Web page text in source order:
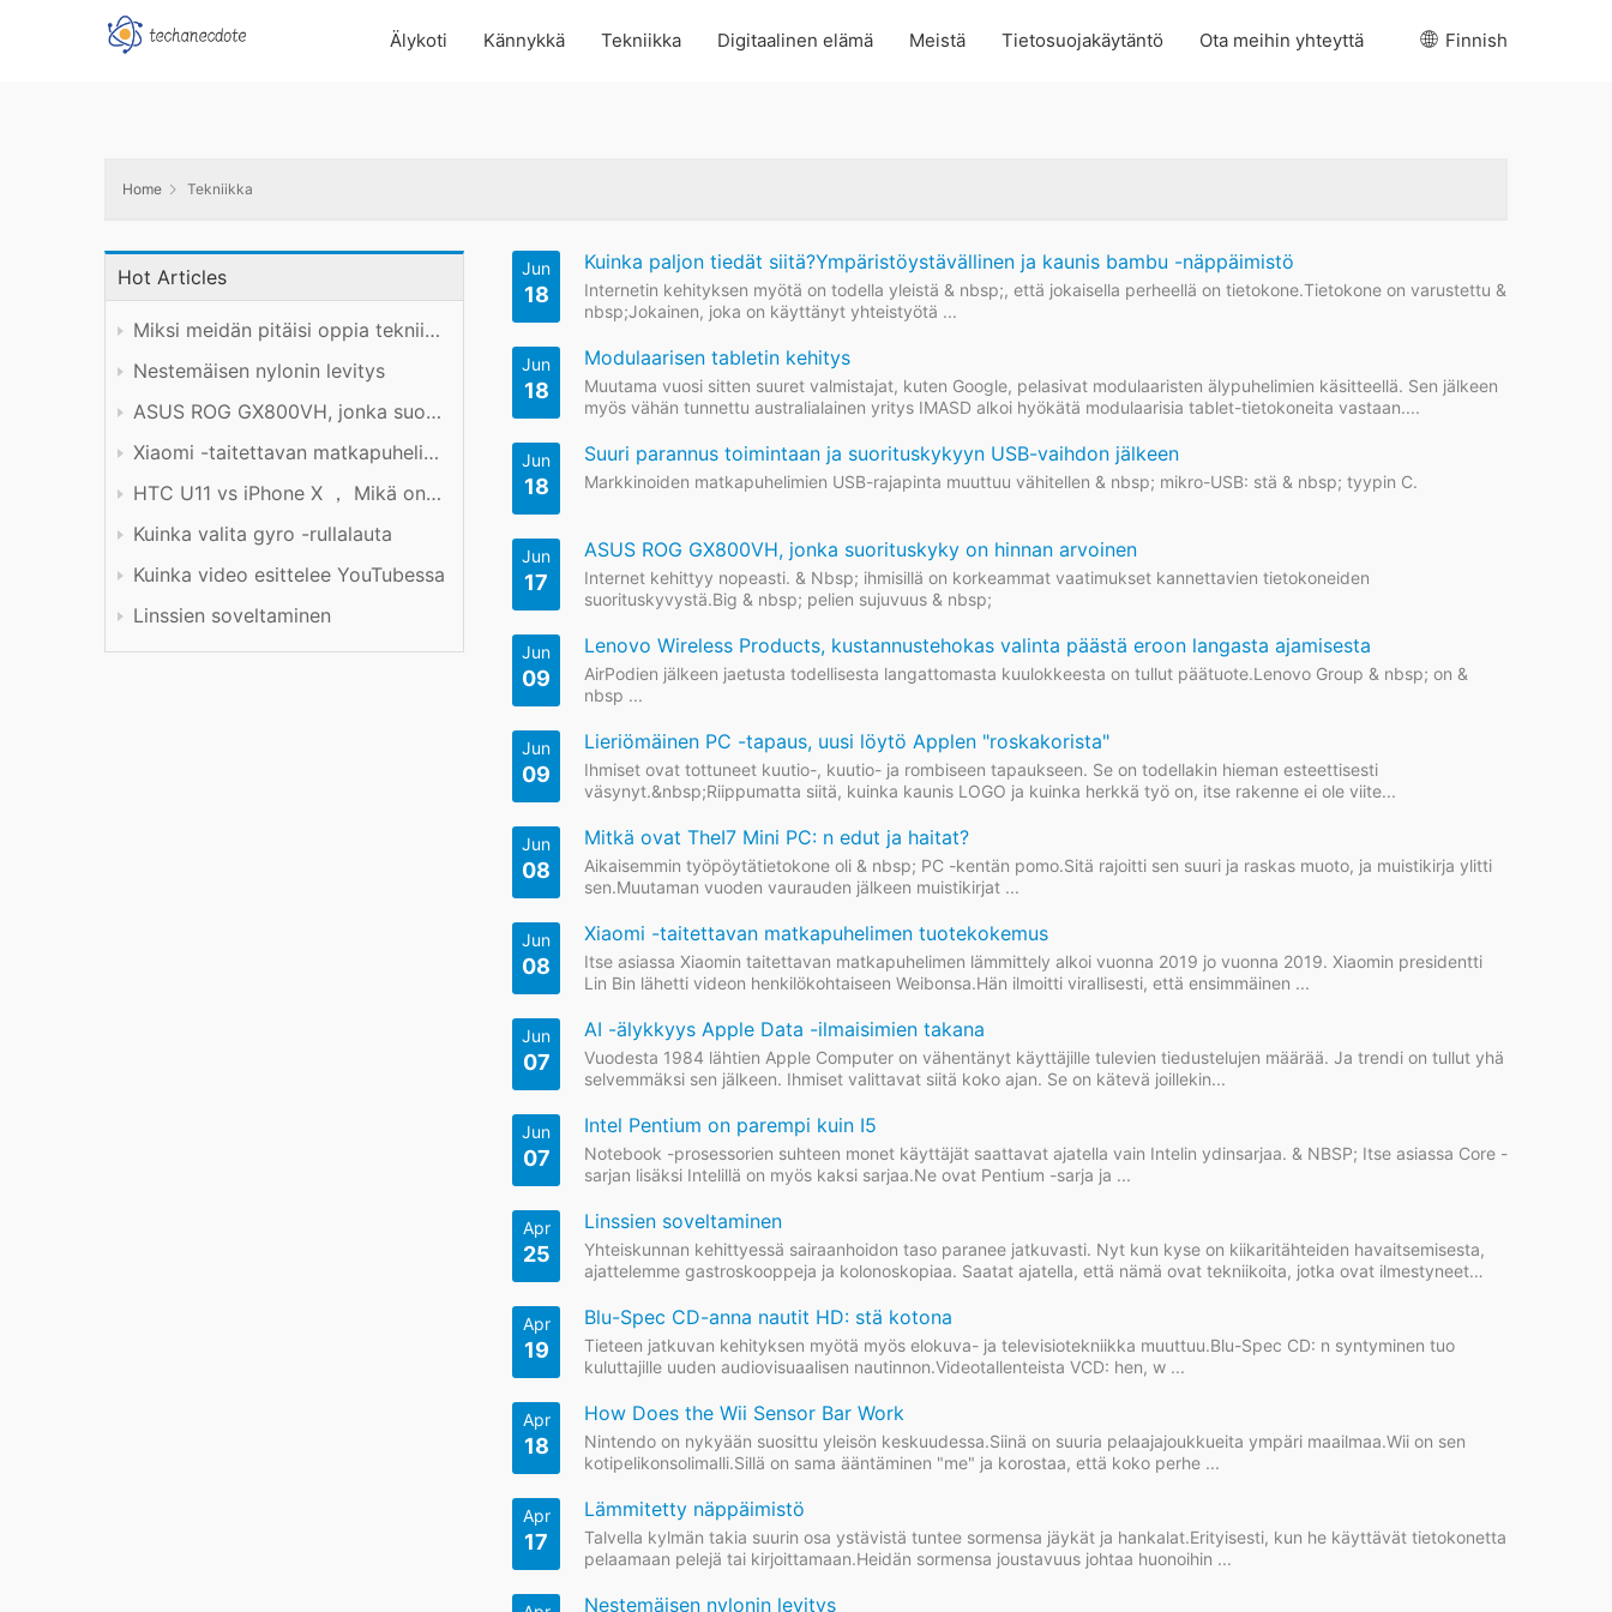
Älykoti Kännykkä Tekniikka Digitaalinen elämä Meistä Tietosuojakäytäntö Ota meihin yhteyttä Finnish
Home Tekniikka
Hot Articles
Miksi meidän pitäisi oppia tekniikkaa hyvin?
Nestemäisen nylonin levitys
ASUS ROG GX800VH, jonka suorituskyky on hinnan arvoinen
Xiaomi -taitettavan matkapuhelimen tuotekokemus
HTC U11 vs iPhone X ， Mikä on parempi?
Kuinka valita gyro -rullalauta
Kuinka video esittelee YouTubessa
Linssien soveltaminen
Jun
18
Kuinka paljon tiedät siitä?Ympäristöystävällinen ja kaunis bambu -näppäimistö
Internetin kehityksen myötä on todella yleistä & nbsp;, että jokaisella perheellä on tietokone.Tietokone on varustettu &
nbsp;Jokainen, joka on käyttänyt yhteistyötä ...
Jun
18
Modulaarisen tabletin kehitys
Muutama vuosi sitten suuret valmistajat, kuten Google, pelasivat modulaaristen älypuhelimien käsitteellä. Sen jälkeen
myös vähän tunnettu australialainen yritys IMASD alkoi hyökätä modulaarisia tablet-tietokoneita vastaan....
Jun
18
Suuri parannus toimintaan ja suorituskykyyn USB-vaihdon jälkeen
Markkinoiden matkapuhelimien USB-rajapinta muuttuu vähitellen & nbsp; mikro-USB: stä & nbsp; tyypin C.
Jun
17
ASUS ROG GX800VH, jonka suorituskyky on hinnan arvoinen
Internet kehittyy nopeasti. & Nbsp; ihmisillä on korkeammat vaatimukset kannettavien tietokoneiden
suorituskyvystä.Big & nbsp; pelien sujuvuus & nbsp;
Jun
09
Lenovo Wireless Products, kustannustehokas valinta päästä eroon langasta ajamisesta
AirPodien jälkeen jaetusta todellisesta langattomasta kuulokkeesta on tullut päätuote.Lenovo Group & nbsp; on &
nbsp ...
Jun
09
Lieriömäinen PC -tapaus, uusi löytö Applen "roskakorista"
Ihmiset ovat tottuneet kuutio-, kuutio- ja rombiseen tapaukseen. Se on todellakin hieman esteettisesti
väsynyt.&nbsp;Riippumatta siitä, kuinka kaunis LOGO ja kuinka herkkä työ on, itse rakenne ei ole viite...
Jun
08
Mitkä ovat TheI7 Mini PC: n edut ja haitat?
Aikaisemmin työpöytätietokone oli & nbsp; PC -kentän pomo.Sitä rajoitti sen suuri ja raskas muoto, ja muistikirja ylitti
sen.Muutaman vuoden vaurauden jälkeen muistikirjat ...
Jun
08
Xiaomi -taitettavan matkapuhelimen tuotekokemus
Itse asiassa Xiaomin taitettavan matkapuhelimen lämmittely alkoi vuonna 2019 jo vuonna 2019. Xiaomin presidentti
Lin Bin lähetti videon henkilökohtaiseen Weibonsa.Hän ilmoitti virallisesti, että ensimmäinen ...
Jun
07
AI -älykkyys Apple Data -ilmaisimien takana
Vuodesta 1984 lähtien Apple Computer on vähentänyt käyttäjille tulevien tiedustelujen määrää. Ja trendi on tullut yhä
selvemmäksi sen jälkeen. Ihmiset valittavat siitä koko ajan. Se on kätevä joillekin...
Jun
07
Intel Pentium on parempi kuin I5
Notebook -prosessorien suhteen monet käyttäjät saattavat ajatella vain Intelin ydinsarjaa. & NBSP; Itse asiassa Core -
sarjan lisäksi Intelillä on myös kaksi sarjaa.Ne ovat Pentium -sarja ja ...
Apr
25
Linssien soveltaminen
Yhteiskunnan kehittyessä sairaanhoidon taso paranee jatkuvasti. Nyt kun kyse on kiikaritähteiden havaitsemisesta,
ajattelemme gastroskooppeja ja kolonoskopiaa. Saatat ajatella, että nämä ovat tekniikoita, jotka ovat ilmestyneet
Apr
19
Blu-Spec CD-anna nautit HD: stä kotona
Tieteen jatkuvan kehityksen myötä myös elokuva- ja televisiotekniikka muuttuu.Blu-Spec CD: n syntyminen tuo
kuluttajille uuden audiovisuaalisen nautinnon.Videotallenteista VCD: hen, w ...
Apr
18
How Does the Wii Sensor Bar Work
Nintendo on nykyään suosittu yleisön keskuudessa.Siinä on suuria pelaajajoukkueita ympäri maailmaa.Wii on sen
kotipelikonsolimalli.Sillä on sama ääntäminen "me" ja korostaa, että koko perhe ...
Apr
17
Lämmitetty näppäimistö
Talvella kylmän takia suurin osa ystävistä tuntee sormensa jäykät ja hankalat.Erityisesti, kun he käyttävät tietokonetta
pelaamaan pelejä tai kirjoittamaan.Heidän sormensa joustavuus johtaa huonoihin ...
Nestemäisen nylonin levitys